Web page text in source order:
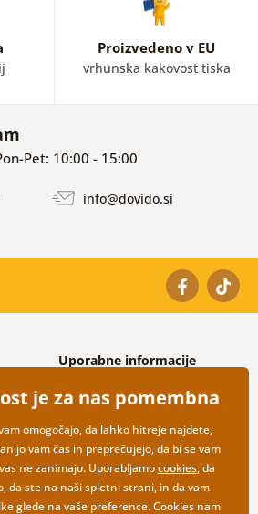
Proizvedeno v EU
vrhunska kakovost tiska
Pet: 10:00 - 15:00
info@dovido.si
Uporabne informacije
Pogosto zastavljena vprašanja
Kontakti
Veleprodaja
je za nas pomembna
omogočajo, da lahko hitreje najdete,
vam čas in preprečujejo, da bi se vam
ne zanimajo. Uporabljamocookies, da
da ste na naši spletni strani, in da vam
glede na vaše preference. Cookies nam